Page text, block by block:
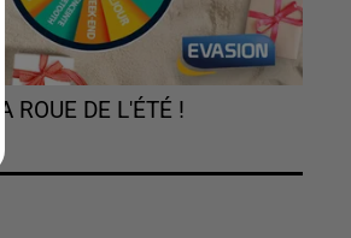
ROUE DE L'ÉTÉ !